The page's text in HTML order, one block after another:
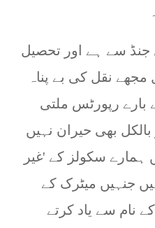
جنڈ سے ہے اور تحصیل
نقل کی بے پناہ
بارے رپورٹس ملتی
بھی حیران نہیں
ہمارے سکولز کے 'غیر
جنہیں میٹرک کے
نام سے یاد کرتے